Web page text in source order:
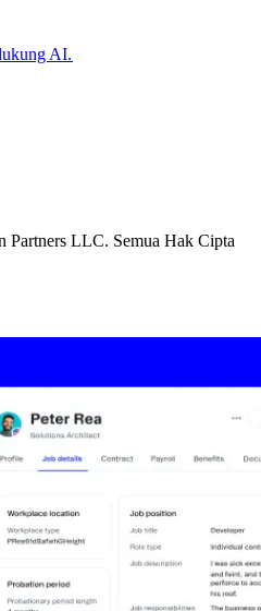
AI.​​
LLC. Semua Hak Cipta